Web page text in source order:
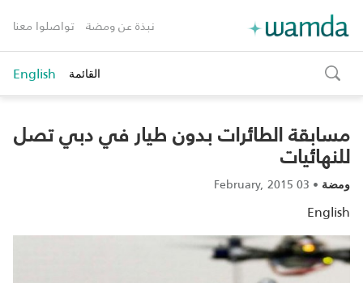
نبذة عن ومضة تواصلوا معنا
toggle
search
القائمة English
مسابقة الطائرات بدون طيار في دبي تصل
للنهائيات‎‎
ومضة •
03 February, 2015
English